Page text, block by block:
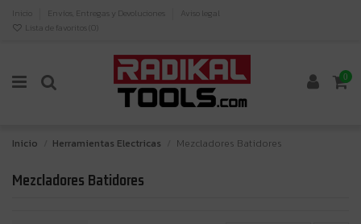
Inicio Envíos, Entregas y Devoluciones
Aviso legal
Lista de favoritos ( 0)
0
Inicio Herramientas Electricas Mezcladores Batidores
Mezcladores Batidores